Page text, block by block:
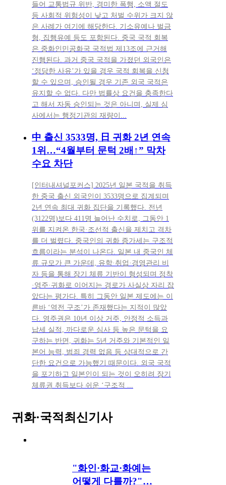
들어 교통법규 위반, 경미한 폭행, 소액 절도
등 사회적 위험성이 낮고 처벌 수위가 크지 않
은 사례가 여기에 해당한다. 기소유예나 벌금
형, 집행유예 등도 포함된다. 중국 국적 회복
은 중화인민공화국 국적법 제13조에 근거해
진행된다. 과거 중국 국적을 가졌던 외국인은
‘정당한 사유’가 있을 경우 국적 회복을 신청
할 수 있으며, 승인될 경우 기존 외국 국적은
유지할 수 없다. 다만 법률상 요건을 충족한다
고 해서 자동 승인되는 것은 아니며, 실제 심
사에서는 행정기관의 재량이...
中 출신 3533명, 日 귀화 2년 연속
1위…“4월부터 문턱 2배↑” 막차
수요 차단
[인터내셔널포커스] 2025년 일본 국적을 취득
한 중국 출신 외국인이 3533명으로 집계되며
2년 연속 최대 귀화 집단을 기록했다. 전년
(3122명)보다 411명 늘어난 수치로, 그동안 1
위를 지켜온 한국·조선적 출신을 제치고 격차
를 더 벌렸다. 중국인의 귀화 증가세는 구조적
흐름이라는 분석이 나온다. 일본 내 중국인 체
류 규모가 큰 가운데, 유학·취업·경영관리 비
자 등을 통해 장기 체류 기반이 형성되며 정착
·영주·귀화로 이어지는 경로가 사실상 자리 잡
았다는 평가다. 특히 그동안 일본 제도에는 이
른바 ‘역전 구조’가 존재했다는 지적이 많았
다. 영주권은 10년 이상 거주, 안정적 소득과
납세 실적, 까다로운 심사 등 높은 문턱을 요
구하는 반면, 귀화는 5년 거주와 기본적인 일
본어 능력, 범죄 경력 없음 등 상대적으로 간
단한 요건으로 가능했기 때문이다. 외국 국적
을 포기하고 일본인이 되는 것이 오히려 장기
체류권 취득보다 쉬운 ‘구조적 ...
귀화·국적 최신기사
"화인·화교·화예는
어떻게 다를까?"…